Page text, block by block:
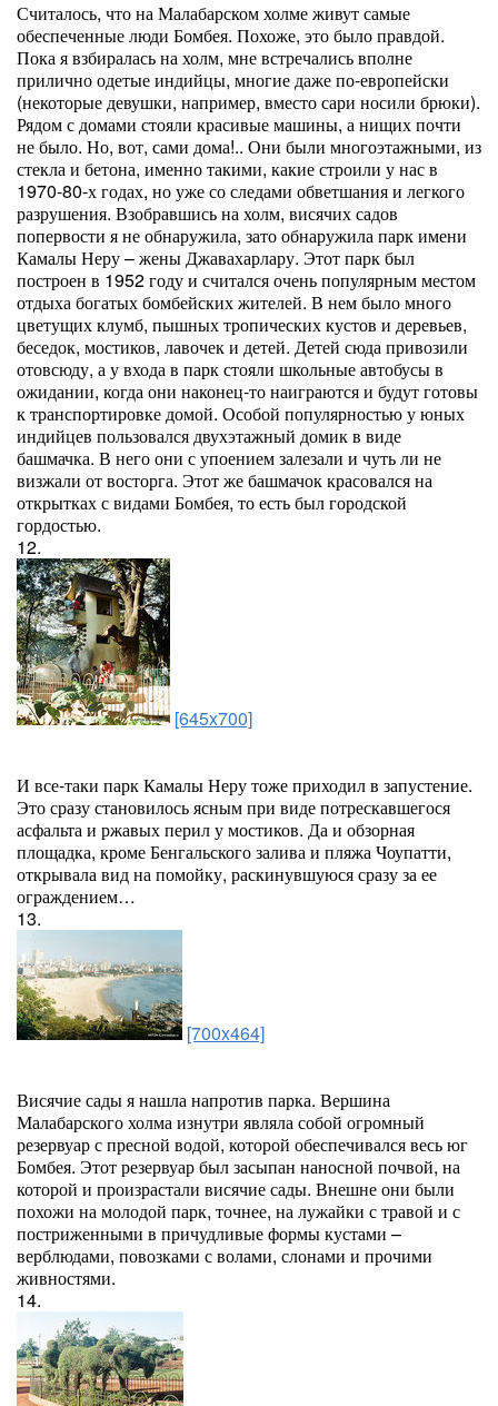
Считалось, что на Малабарском холме живут самые
обеспеченные люди Бомбея. Похоже, это было правдой.
Пока я взбиралась на холм, мне встречались вполне
прилично одетые индийцы, многие даже по-европейски
(некоторые девушки, например, вместо сари носили брюки).
Рядом с домами стояли красивые машины, а нищих почти
не было. Но, вот, сами дома!.. Они были многоэтажными, из
стекла и бетона, именно такими, какие строили у нас в
1970-80-х годах, но уже со следами обветшания и легкого
разрушения. Взобравшись на холм, висячих садов
попервости я не обнаружила, зато обнаружила парк имени
Камалы Неру – жены Джавахарлару. Этот парк был
построен в 1952 году и считался очень популярным местом
отдыха богатых бомбейских жителей. В нем было много
цветущих клумб, пышных тропических кустов и деревьев,
беседок, мостиков, лавочек и детей. Детей сюда привозили
отовсюду, а у входа в парк стояли школьные автобусы в
ожидании, когда они наконец-то наиграются и будут готовы
к транспортировке домой. Особой популярностью у юных
индийцев пользовался двухэтажный домик в виде
башмачка. В него они с упоением залезали и чуть ли не
визжали от восторга. Этот же башмачок красовался на
открытках с видами Бомбея, то есть был городской
гордостью.
12.
[645x700]
И все-таки парк Камалы Неру тоже приходил в запустение.
Это сразу становилось ясным при виде потрескавшегося
асфальта и ржавых перил у мостиков. Да и обзорная
площадка, кроме Бенгальского залива и пляжа Чоупатти,
открывала вид на помойку, раскинувшуюся сразу за ее
ограждением…
13.
[700x464]
Висячие сады я нашла напротив парка. Вершина
Малабарского холма изнутри являла собой огромный
резервуар с пресной водой, которой обеспечивался весь юг
Бомбея. Этот резервуар был засыпан наносной почвой, на
которой и произрастали висячие сады. Внешне они были
похожи на молодой парк, точнее, на лужайки с травой и с
постриженными в причудливые формы кустами –
верблюдами, повозками с волами, слонами и прочими
живностями.
14.